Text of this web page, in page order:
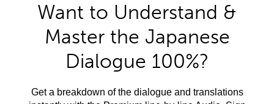
Want to Understand &
Master the Japanese
Dialogue 100%?
Get a breakdown of the dialogue and translations